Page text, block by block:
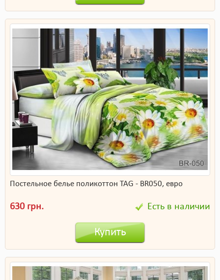
Постельное белье поликоттон TAG - BR050, евро
630 грн. Есть в наличии
Купить